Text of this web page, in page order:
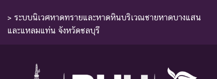
> ระบบนิเวศหาดทรายและหาดหินบริเวณชายหาดบางแสน
และแหลมแท่น จังหวัดชลบุรี